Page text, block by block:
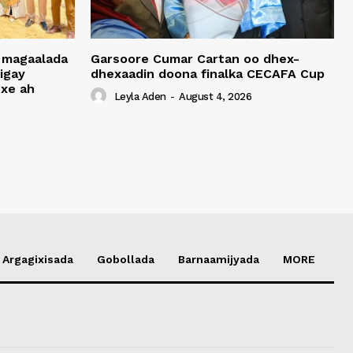
ah
Garsoore Cumar Cartan oo dhex-
dhexaadin doona finalka CECAFA Cup
Leyla Aden - August 4, 2026
Argagixisada Gobollada Barnaamijyada MORE